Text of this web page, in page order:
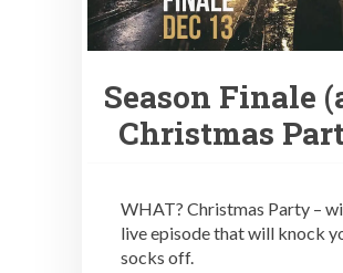
Season Finale
Christmas
WHAT? Christmas Party –
live episode that will knock
socks off.